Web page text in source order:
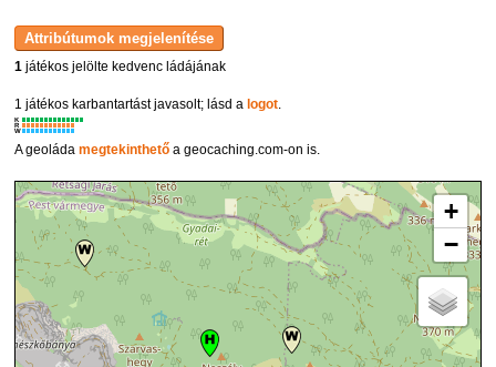
1 játékos jelölte kedvenc ládájának
1 játékos karbantartást javasolt; lásd a logot.
K
R
W
A geoládamegtekinthető a geocaching.com-on is.
+
−